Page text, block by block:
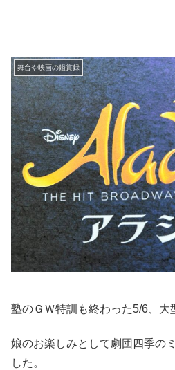
舞台や映画の鑑賞録
塾のＧＷ特訓も終わった5/6、大
娘のお楽しみとして劇団四季の
した。